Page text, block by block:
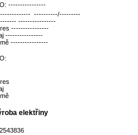
----------------
----------/---------
----------------
----------------
----------------
----------------
elektřiny